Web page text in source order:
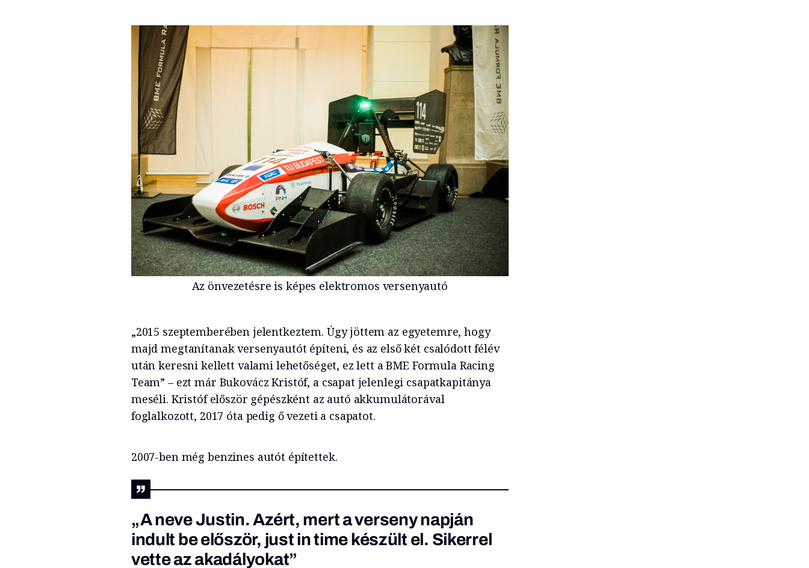
Az önvezetésre is képes elektromos versenyautó
„2015 szeptemberében jelentkeztem. Úgy jöttem az egyetemre, hogy
majd megtanítanak versenyautót építeni, és az első két csalódott félév
után keresni kellett valami lehetőséget, ez lett a BME Formula Racing
Team” – ezt már Bukovácz Kristóf, a csapat jelenlegi csapatkapitánya
meséli. Kristóf először gépészként az autó akkumulátorával
foglalkozott, 2017 óta pedig ő vezeti a csapatot.
2007-ben még benzines autót építettek.
„A neve Justin. Azért, mert a verseny napján
indult be először, just in time készült el. Sikerrel
vette az akadályokat”